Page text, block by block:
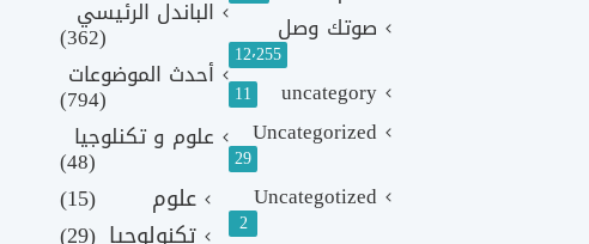
صوتك وصل
12٬255
uncategory
11
Uncategorized
29
Uncategotized
2
الباندل الرئيسي
(362)
أحدث الموضوعات
(794)
علوم و تكنلوجيا
(48)
علوم
(15)
تكنولوجيا (29)